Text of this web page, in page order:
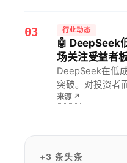
03 行业动态
🤖 DeepSeek
场关注受益者
DeepSeek在低
突破。对投资者
到市场持续关注。
来源↗
+3 条头条